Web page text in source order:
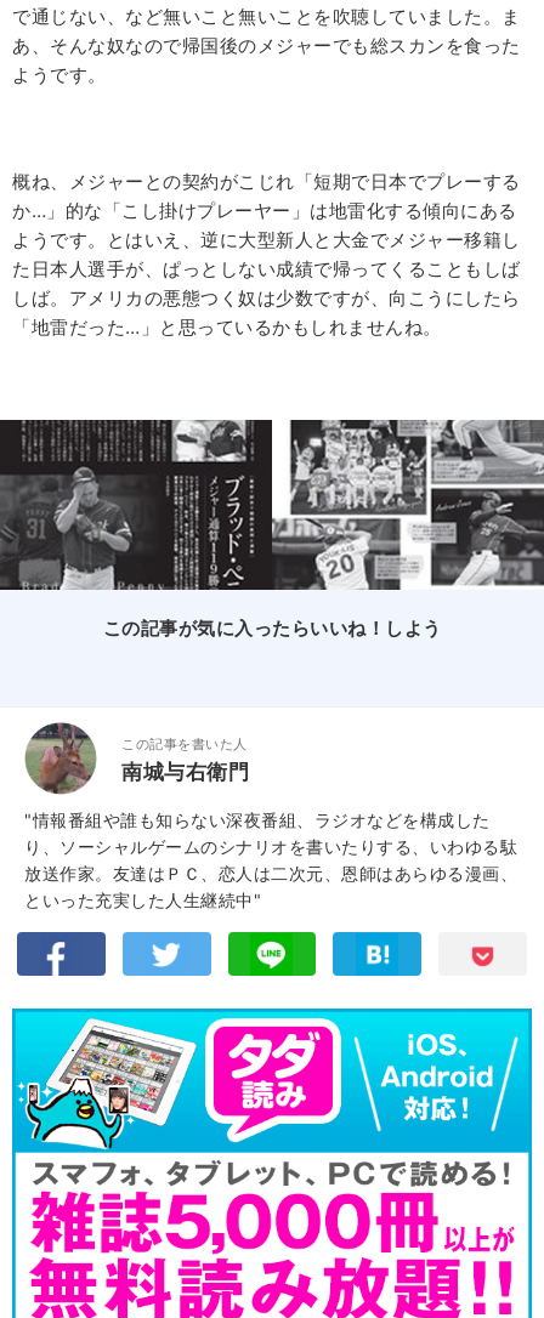
で通じない、など無いこと無いことを吹聴していました。ま
あ、そんな奴なので帰国後のメジャーでも総スカンを食った
ようです。
概ね、メジャーとの契約がこじれ「短期で日本でプレーする
か…」的な「こし掛けプレーヤー」は地雷化する傾向にある
ようです。とはいえ、逆に大型新人と大金でメジャー移籍し
た日本人選手が、ぱっとしない成績で帰ってくることもしば
しば。アメリカの悪態つく奴は少数ですが、向こうにしたら
「地雷だった…」と思っているかもしれませんね。
この記事が気に入ったらいいね！しよう
この記事を書いた人
南城与右衛門
"情報番組や誰も知らない深夜番組、ラジオなどを構成した
り、ソーシャルゲームのシナリオを書いたりする、いわゆる駄
放送作家。友達はＰＣ、恋人は二次元、恩師はあらゆる漫画、
といった充実した人生継続中"